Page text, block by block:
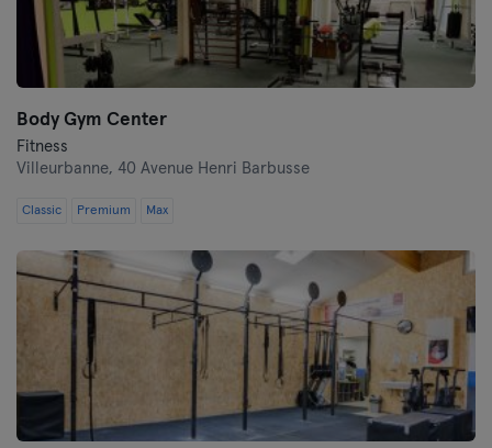
Body Gym Center
Fitness
Villeurbanne, 40 Avenue Henri Barbusse
Classic Premium Max